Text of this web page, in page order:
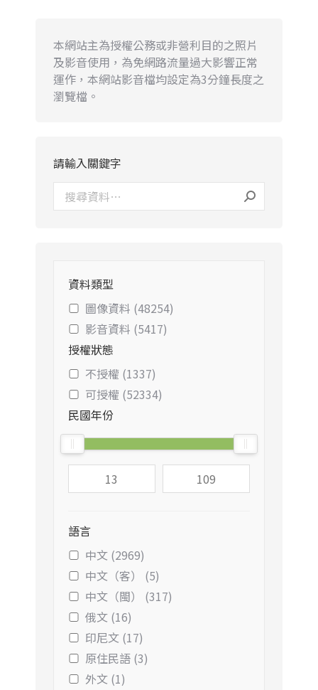
本網站主為授權公務或非營利目的之照片
及影音使用，為免網路流量過大影響正常
運作，本網站影音檔均設定為3分鐘長度之
瀏覽檔。
請輸入關鍵字
資料類型
圖像資料 (48254)
影音資料 (5417)
授權狀態
不授權 (1337)
可授權 (52334)
民國年份
語言
中文 (2969)
中文（客） (5)
中文（閩） (317)
俄文 (16)
印尼文 (17)
原住民語 (3)
外文 (1)